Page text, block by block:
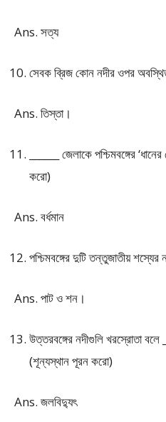
Ans. সত্য
সেবক ব্রিজ কোন নদীর ওপর
Ans. তিস্তা।
______ জেলাকে পশ্চিমবঙ্গের
করো)
Ans. বর্ধমান
পশ্চিমবঙ্গের দুটি তন্তুজাতীয়
Ans. পাট ও শন।
উত্তরবঙ্গের নদীগুলি খরস্রোতা
(শূন্যস্থান পূরন করো)
Ans. জলবিদ্যুৎ